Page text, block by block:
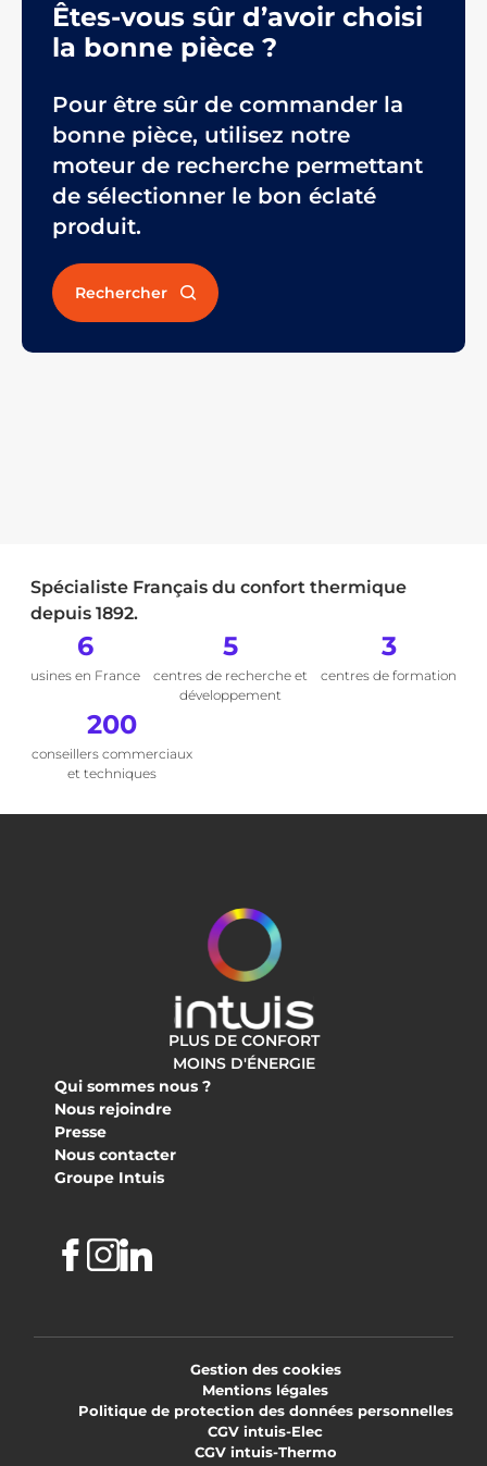
Êtes-vous sûr d’avoir choisi
la bonne pièce ?
Pour être sûr de commander la
bonne pièce, utilisez notre
moteur de recherche permettant
de sélectionner le bon éclaté
produit.
Rechercher
Spécialiste Français du confort thermique
depuis 1892.
6
usines en France
5
centres de recherche et
développement
3
centres de formation
200
conseillers commerciaux
et techniques
PLUS DE CONFORT
MOINS D'ÉNERGIE
Qui sommes nous ?
Nous rejoindre
Presse
Nous contacter
Groupe Intuis
Facebook
Instagram
Linkedin
Gestion des cookies
Mentions légales
Politique de protection des données personnelles
CGV intuis-Elec
CGV intuis-Thermo